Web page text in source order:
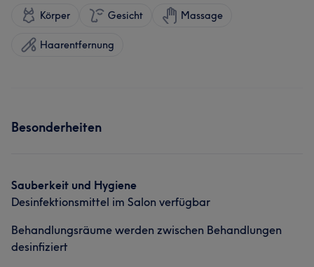
Körper Gesicht Massage
Haarentfernung
Besonderheiten
Sauberkeit und Hygiene
Desinfektionsmittel im Salon verfügbar
Behandlungsräume werden zwischen Behandlungen
desinfiziert